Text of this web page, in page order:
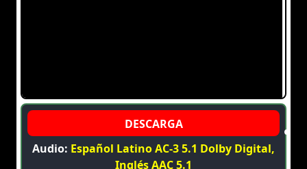
Audio: Español Latino AC-3 5.1 Dolby Digital,
Inglés AAC 5.1